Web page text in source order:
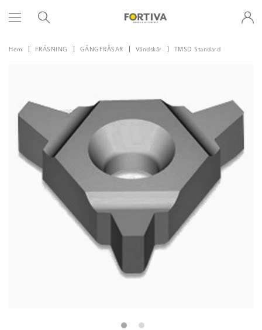
Hem FRÄSNING GÄNGFRÄSAR Vändskär TMSD Standard